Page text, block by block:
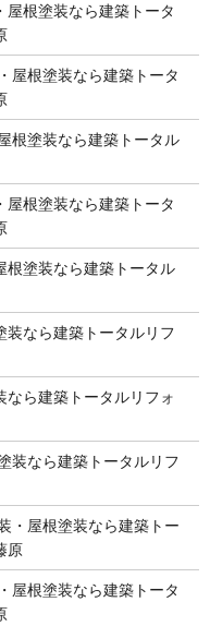
屋根塗装なら建築トータ
屋根塗装なら建築トータ
根塗装なら建築トータル
屋根塗装なら建築トータ
根塗装なら建築トータル
装なら建築トータルリフ
なら建築トータルリフォ
装なら建築トータルリフ
・屋根塗装なら建築トー
原
屋根塗装なら建築トータ